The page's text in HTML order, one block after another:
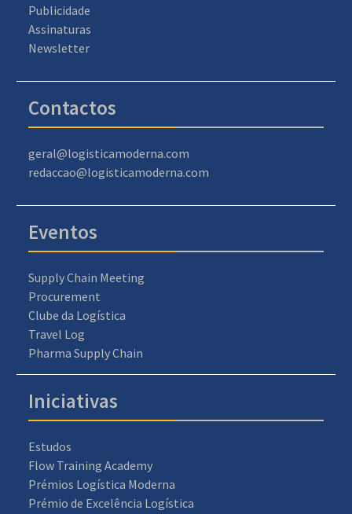
Publicidade
Assinaturas
Newsletter
Contactos
geral@logisticamoderna.com
redaccao@logisticamoderna.com
Eventos
Supply Chain Meeting
Procurement
Clube da Logística
Travel Log
Pharma Supply Chain
Iniciativas
Estudos
Flow Training Academy
Prémios Logística Moderna
Prémio de Excelência Logística